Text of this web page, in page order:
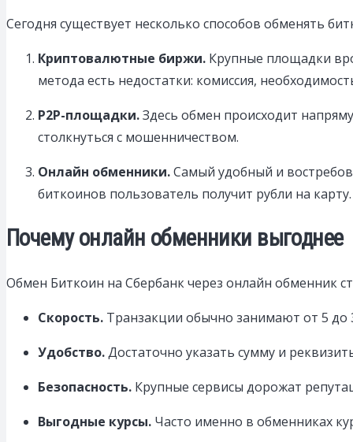
Сегодня существует несколько способов обменять
Криптовалютные биржи. Крупные площадки
метода есть недостатки: комиссия,
P2P-площадки.Здесь обмен происходит
столкнуться с мошенничеством.
Онлайн обменники.Самый удобный и
биткоинов пользователь получит рубли на карту.
Почему онлайн обменники выгоднее
Обмен Биткоин на Сбербанк через онлайн обменник
Скорость. Транзакции обычно занимают от 5 до
Удобство.Достаточно указать сумму и
Безопасность. Крупные сервисы дорожат
Выгодные курсы. Часто именно в обменниках